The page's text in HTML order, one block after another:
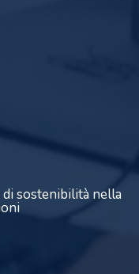
sostenibilità nella